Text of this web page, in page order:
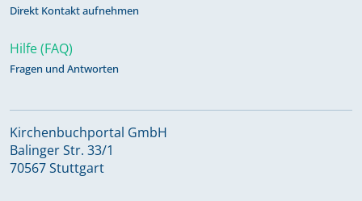
Direkt Kontakt aufnehmen
Hilfe (FAQ)
Fragen und Antworten
Kirchenbuchportal GmbH
Balinger Str. 33/1
70567 Stuttgart